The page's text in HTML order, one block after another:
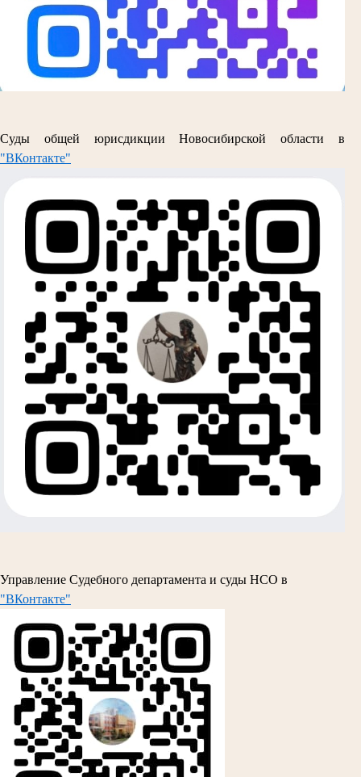
Суды общей юрисдикции Новосибирской области в
"ВКонтакте"
Управление Судебного департамента и суды НСО в
"ВКонтакте"